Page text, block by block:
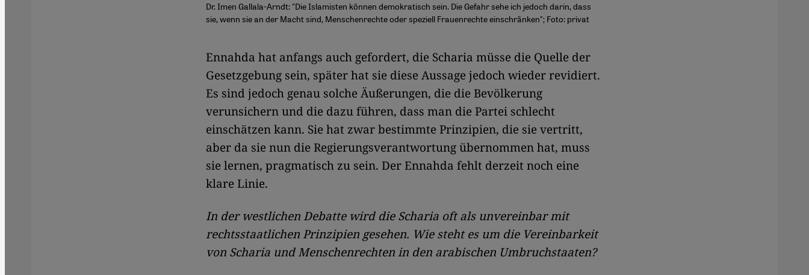
Dr. Imen Gallala-Arndt: "Die Islamisten können demokratisch sein. Die Gefahr sehe ich jedoch darin, dass
sie, wenn sie an der Macht sind, Menschenrechte oder speziell Frauenrechte einschränken"; Foto: privat
​​Ennahda hat anfangs auch gefordert, die Scharia müsse die Quelle der
Gesetzgebung sein, später hat sie diese Aussage jedoch wieder revidiert.
Es sind jedoch genau solche Äußerungen, die die Bevölkerung
verunsichern und die dazu führen, dass man die Partei schlecht
einschätzen kann. Sie hat zwar bestimmte Prinzipien, die sie vertritt,
aber da sie nun die Regierungsverantwortung übernommen hat, muss
sie lernen, pragmatisch zu sein. Der Ennahda fehlt derzeit noch eine
klare Linie.
In der westlichen Debatte wird die Scharia oft als unvereinbar mit
rechtsstaatlichen Prinzipien gesehen. Wie steht es um die Vereinbarkeit
von Scharia und Menschenrechten in den arabischen Umbruchstaaten?